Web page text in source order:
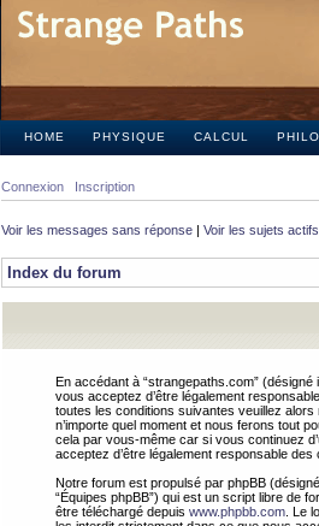
HOME PHYSIQUE CALCUL
Connexion Inscription
Voir les messages sans réponse | Voir les sujets actifs
Index du forum
En accédant à “strangepaths.com” (désigné
vous acceptez d’être légalement
toutes les conditions suivantes veuillez
n’importe quel moment et nous ferons tout
cela par vous-même car si vous continuez
acceptez d’être légalement responsable des
Notre forum est propulsé par phpBB (désigné
“Équipes phpBB”) qui est un script libre de
être téléchargé depuis www.phpbb.com . Le